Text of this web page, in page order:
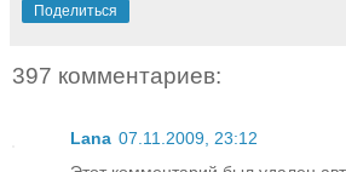
Поделиться
397 комментариев:
Lana 07.11.2009, 23:12